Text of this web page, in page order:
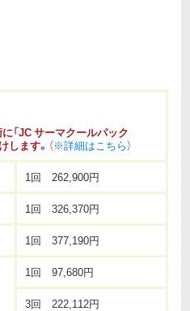
「JC サーマクールパック
します。 （※詳細はこちら）
1回 262,900円
1回 326,370円
1回 377,190円
1回 97,680円
3回 222,112円